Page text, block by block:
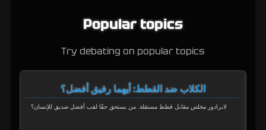
Popular topics
Try debating on popular topics
الكلاب ضد القطط: أيهما رفيق أفضل؟
لابرادور مخلص مقابل قطط مستقلة. من يستحق حقًا لقب أفضل صديق للإنسان؟